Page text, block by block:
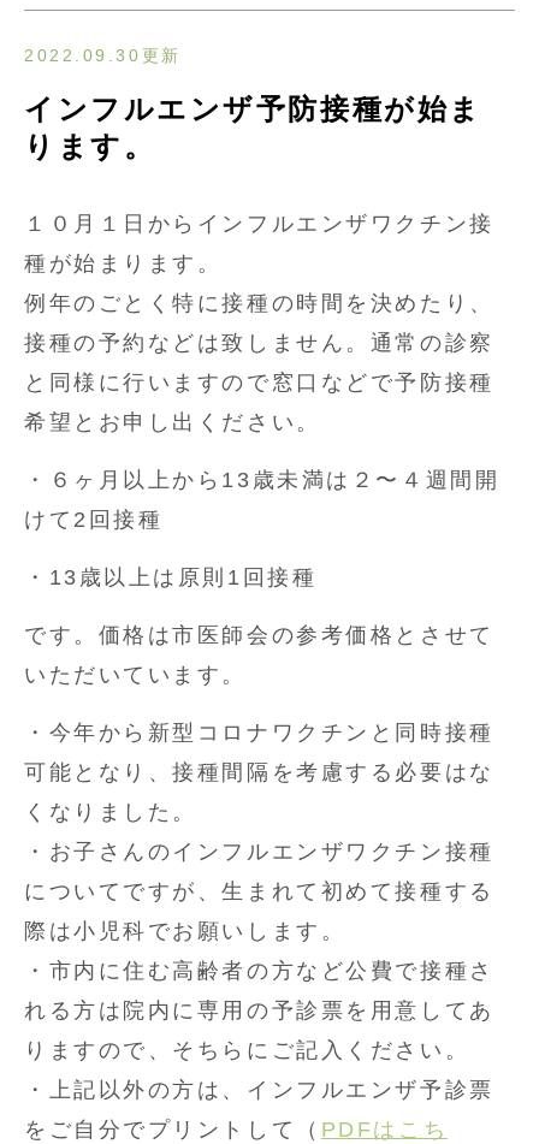
2022.09.30更新
インフルエンザ予防接種が始ま
ります。
１０月１日からインフルエンザワクチン接
種が始まります。
例年のごとく特に接種の時間を決めたり、
接種の予約などは致しません。通常の診察
と同様に行いますので窓口などで予防接種
希望とお申し出ください。
・６ヶ月以上から13歳未満は２〜４週間開
けて2回接種
・13歳以上は原則1回接種
です。価格は市医師会の参考価格とさせて
いただいています。
・今年から新型コロナワクチンと同時接種
可能となり、接種間隔を考慮する必要はな
くなりました。
・お子さんのインフルエンザワクチン接種
についてですが、生まれて初めて接種する
際は小児科でお願いします。
・市内に住む高齢者の方など公費で接種さ
れる方は院内に専用の予診票を用意してあ
りますので、そちらにご記入ください。
・上記以外の方は、インフルエンザ予診票
をご自分でプリントして（ PDFはこち